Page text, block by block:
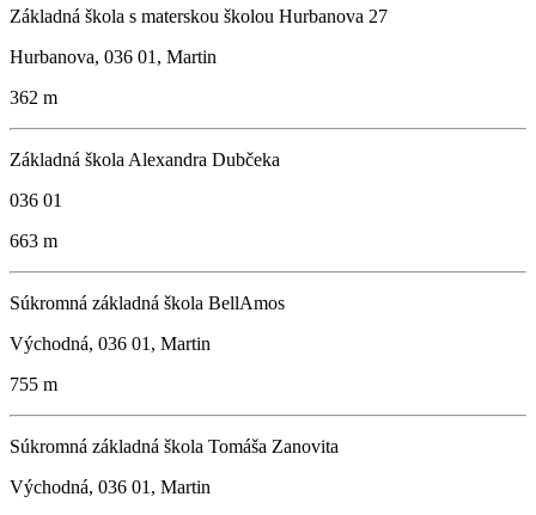
Základná škola s materskou školou Hurbanova 27
Hurbanova, 036 01, Martin
362 m
Základná škola Alexandra Dubčeka
036 01
663 m
Súkromná základná škola BellAmos
Východná, 036 01, Martin
755 m
Súkromná základná škola Tomáša Zanovita
Východná, 036 01, Martin